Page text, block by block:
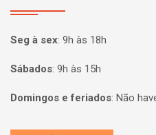
Seg à sex: 9h às 18h
Sábados: 9h às 15h
Domingos e feriados: Não